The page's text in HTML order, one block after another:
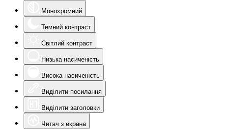
Монохромний
Темний контраст
Світлий контраст
Низька насиченість
Висока насиченість
Виділити посилання
Виділити заголовки
Читач з екрана